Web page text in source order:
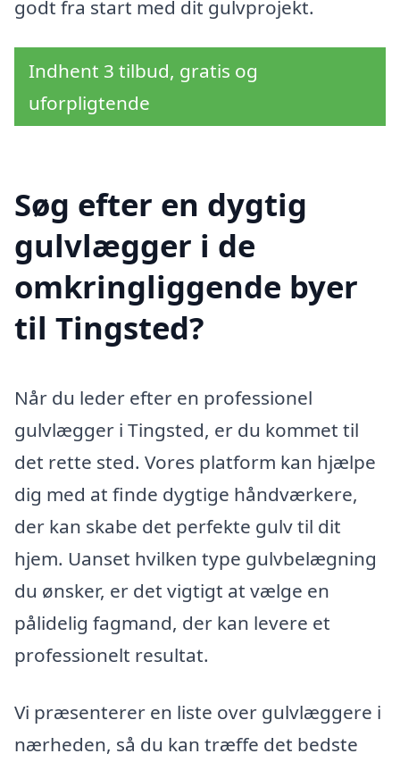
godt fra start med dit gulvprojekt.
Indhent 3 tilbud, gratis og
uforpligtende
Søg efter en dygtig
gulvlægger i de
omkringliggende byer
til Tingsted?
Når du leder efter en professionel
gulvlægger i Tingsted, er du kommet til
det rette sted. Vores platform kan hjælpe
dig med at finde dygtige håndværkere,
der kan skabe det perfekte gulv til dit
hjem. Uanset hvilken type gulvbelægning
du ønsker, er det vigtigt at vælge en
pålidelig fagmand, der kan levere et
professionelt resultat.
Vi præsenterer en liste over gulvlæggere i
nærheden, så du kan træffe det bedste